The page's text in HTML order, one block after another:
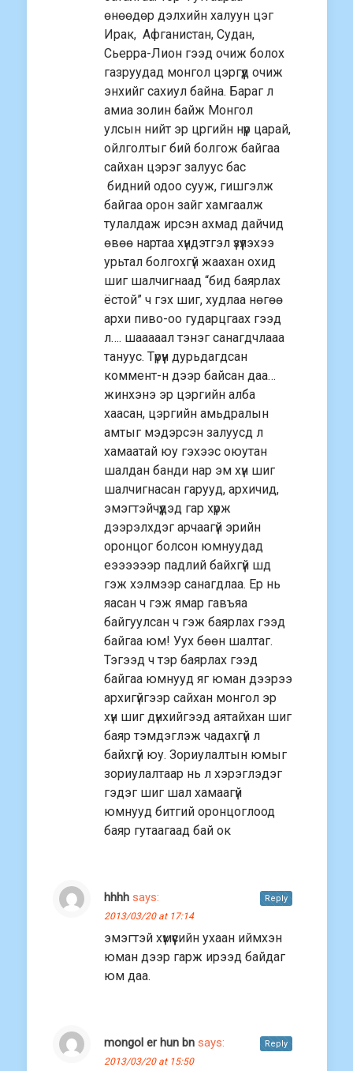
өнөөдөр дэлхийн халуун цэг
Ирак, Афганистан, Судан,
Сьерра-Лион гээд очиж болох
газруудад монгол цэргүүд очиж
энхийг сахиул байна. Бараг л
амиа золин байж Монгол
улсын нийт эр цргийн нүүр царай,
ойлголтыг бий болгож байгаа
сайхан цэрэг залуус бас
бидний одоо сууж, гишгэлж
байгаа орон зайг хамгаалж
тулалдаж ирсэн ахмад дайчид
өвөө нартаа хүндэтгэл үзүүлэхээ
урьтал болгохгүй жаахан охид
шиг шалчигнаад “бид баярлах
ёстой” ч гэх шиг, худлаа нөгөө
архи пиво-оо гударцгаах гээд
л…. шааааал тэнэг санагдчлааа
тануус. Түрүүн дурьдагдсан
коммент-н дээр байсан даа…
жинхэнэ эр цэргийн алба
хаасан, цэргийн амьдралын
амтыг мэдэрсэн залуусд л
хамаатай юу гэхээс оюутан
шалдан банди нар эм хүн шиг
шалчигнасан гарууд, архичид,
эмэгтэйчүүдэд гар хүрж
дээрэлхдэг арчаагүй эрийн
оронцог болсон юмнуудад
еээээээр падлий байхгүй шд
гэж хэлмээр санагдлаа. Ер нь
яасан ч гэж ямар гавъяа
байгуулсан ч гэж баярлах гээд
байгаа юм! Уух бөөн шалтаг.
Тэгээд ч тэр баярлах гээд
байгаа юмнууд яг юман дээрээ
архигүйгээр сайхан монгол эр
хүн шиг дүнхийгээд аятайхан шиг
баяр тэмдэглэж чадахгүй л
байхгүй юу. Зориулалтын юмыг
зориулалтаар нь л хэрэглэдэг
гэдэг шиг шал хамаагүй
юмнууд битгий оронцоглоод
баяр гутаагаад бай ок
hhhh says:
2013/03/20 at 17:14
эмэгтэй хүмүүсийн ухаан иймхэн
юман дээр гарж ирээд байдаг
юм даа.
Reply
mongol er hun bn says:
2013/03/20 at 15:50
Reply